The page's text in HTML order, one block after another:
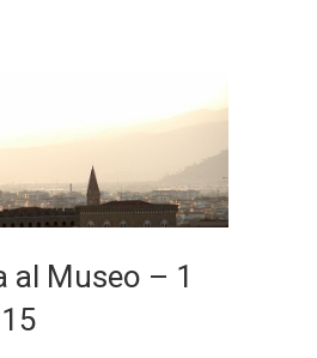
al Museo – 1